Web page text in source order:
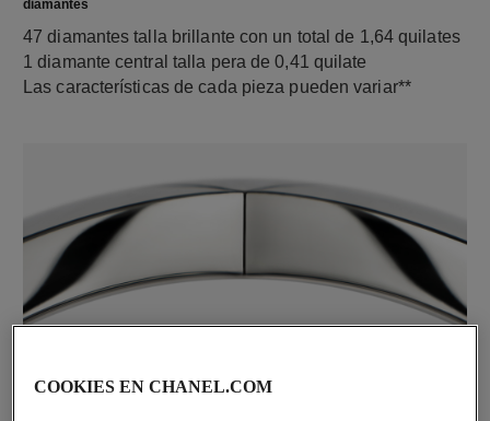
diamantes
47 diamantes talla brillante con un total de 1,64 quilates
1 diamante central talla pera de 0,41 quilate
Las características de cada pieza pueden variar**
Oro blanco de 18 quilates
COOKIES EN CHANEL.COM